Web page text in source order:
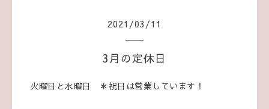
2021 /03 /11
3月の定休日
火曜日と水曜日 ＊祝日は営業しています！